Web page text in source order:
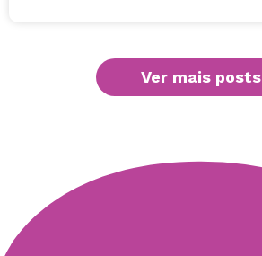
Ver mais posts